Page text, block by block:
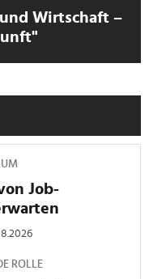
Wirtschaft –
UM
Job-
ROLLE